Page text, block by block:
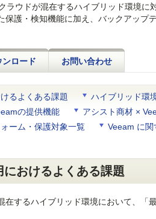
ラウドが混在するハイブリッド環境
保護・検知機能に加え、バックアップ
ンロード お問い合わせ
るよくある課題
ハイブリッド環
の提供機能
アシスト商材 ×
ーム・保護対象一覧
Veeam に
おけるよくある課題
在するハイブリッド環境において、「